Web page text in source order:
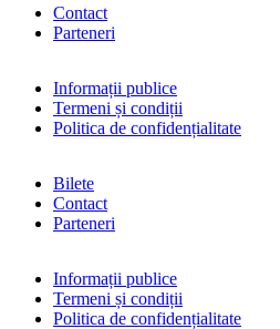
Contact
Parteneri
Informații publice
Termeni și condiții
Politica de confidențialitate
Bilete
Contact
Parteneri
Informații publice
Termeni și condiții
Politica de confidențialitate